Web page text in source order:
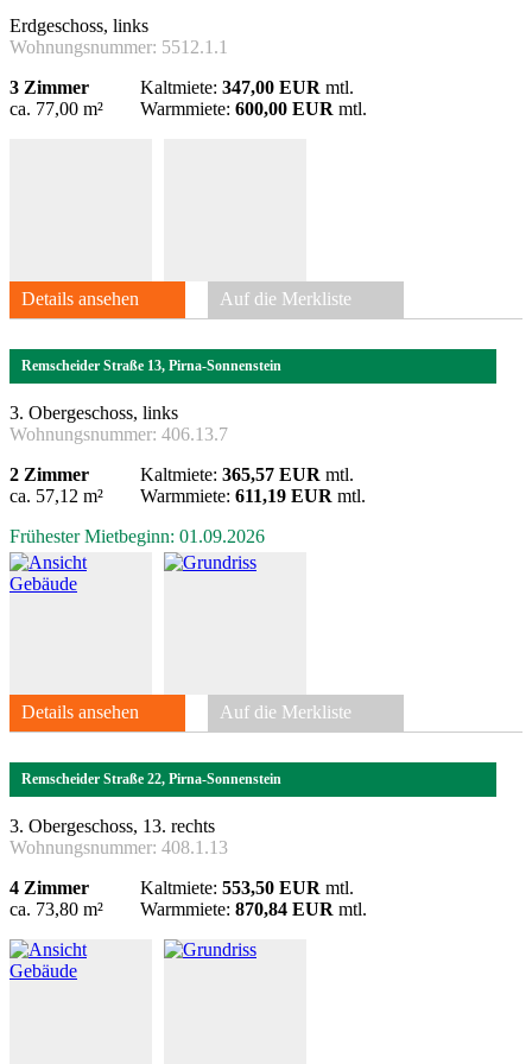
Erdgeschoss, links
Wohnungsnummer: 5512.1.1
3 Zimmer
ca. 77,00 m²
Kaltmiete: 347,00 EUR mtl.
Warmmiete: 600,00 EUR mtl.
Details ansehen Auf die Merkliste
Remscheider Straße 13, Pirna-Sonnenstein
3. Obergeschoss, links
Wohnungsnummer: 406.13.7
2 Zimmer
ca. 57,12 m²
Kaltmiete: 365,57 EUR mtl.
Warmmiete: 611,19 EUR mtl.
Frühester Mietbeginn: 01.09.2026
Details ansehen Auf die Merkliste
Remscheider Straße 22, Pirna-Sonnenstein
3. Obergeschoss, 13. rechts
Wohnungsnummer: 408.1.13
4 Zimmer
ca. 73,80 m²
Kaltmiete: 553,50 EUR mtl.
Warmmiete: 870,84 EUR mtl.